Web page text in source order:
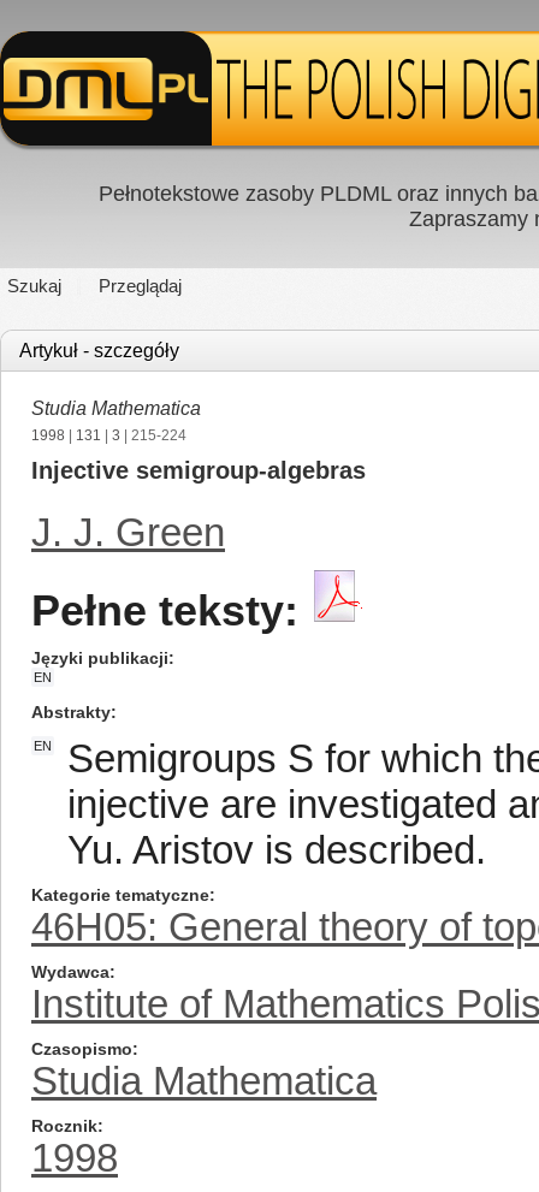
Pełnotekstowe zasoby PLDML oraz innych
Zapraszamy
Szukaj Przeglądaj
Artykuł - szczegóły
Studia Mathematica
1998 131 3 | 215-224
Injective semigroup-algebras
J. J. Green
Pełne teksty:
Języki publikacji
EN
Abstrakty
EN
Semigroups S for which
injective are investigated
Yu. Aristov is described.
Kategorie tematyczne
46H05: General theory of
Wydawca
Institute of Mathematics
Czasopismo
Studia Mathematica
Rocznik
1998